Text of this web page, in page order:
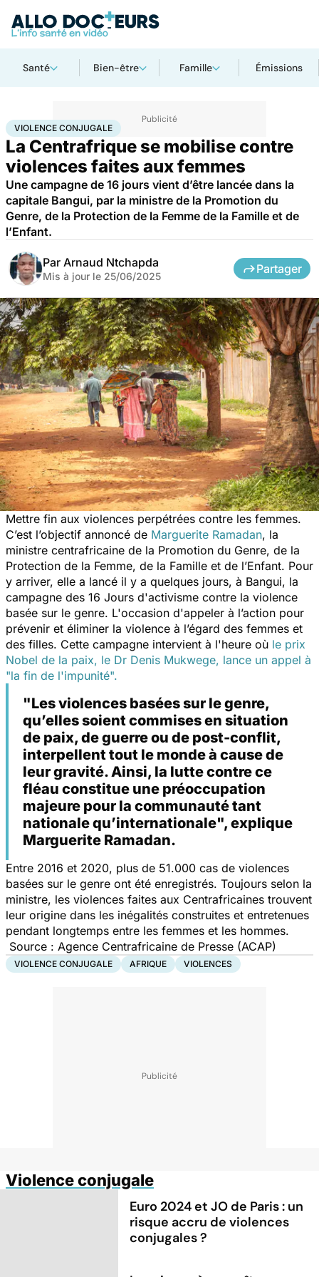
Santé Bien-être Famille Émissions
AccueilSantéViolence conjugale
VIOLENCE CONJUGALE
La Centrafrique se mobilise contre
violences faites aux femmes
Une campagne de 16 jours vient d’être lancée dans la
capitale Bangui, par la ministre de la Promotion du
Genre, de la Protection de la Femme de la Famille et de
l’Enfant.
Par Arnaud Ntchapda
Mis à jour le 25/06/2025
Partager
Mettre fin aux violences perpétrées contre les femmes.
C’est l’objectif annoncé de Marguerite Ramadan, la
ministre centrafricaine de la Promotion du Genre, de la
Protection de la Femme, de la Famille et de l’Enfant. Pour
y arriver, elle a lancé il y a quelques jours, à Bangui, la
campagne des 16 Jours d'activisme contre la violence
basée sur le genre. L'occasion d'appeler à l’action pour
prévenir et éliminer la violence à l’égard des femmes et
des filles. Cette campagne intervient à l'heure où le prix
Nobel de la paix, le Dr Denis Mukwege, lance un appel à
"la fin de l'impunité".
"Les violences basées sur le genre,
qu’elles soient commises en situation
de paix, de guerre ou de post-conflit,
interpellent tout le monde à cause de
leur gravité. Ainsi, la lutte contre ce
fléau constitue une préoccupation
majeure pour la communauté tant
nationale qu’internationale", explique
Marguerite Ramadan.
Entre 2016 et 2020, plus de 51.000 cas de violences
basées sur le genre ont été enregistrés. Toujours selon la
ministre, les violences faites aux Centrafricaines trouvent
leur origine dans les inégalités construites et entretenues
pendant longtemps entre les femmes et les hommes.
Source : Agence Centrafricaine de Presse (ACAP)
VIOLENCE CONJUGALE AFRIQUE VIOLENCES
Violence conjugale
Euro 2024 et JO de Paris : un
risque accru de violences
conjugales ?